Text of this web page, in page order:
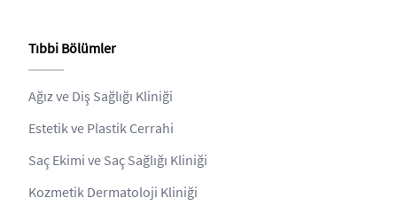
Tıbbi Bölümler
Ağız ve Diş Sağlığı Kliniği
Estetik ve Plastik Cerrahi
Saç Ekimi ve Saç Sağlığı Kliniği
Kozmetik Dermatoloji Kliniği